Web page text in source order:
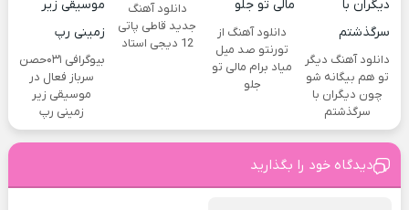
دانلود آهنگ دیگر
تو هم بیگانه شو
چون دیگران با
سرگذشتم
دانلود آهنگ از
تورنتو صد میل
میاد برام مالی تو
جلو
دانلود آهنگ
جدید قاطی پاتی
12 دیجی استاد
بیوگرافی ۰۳۱حصن
سرباز فعال در
موسیقی زیر
زمینی رپ
دیدگاه خود را بگذارید